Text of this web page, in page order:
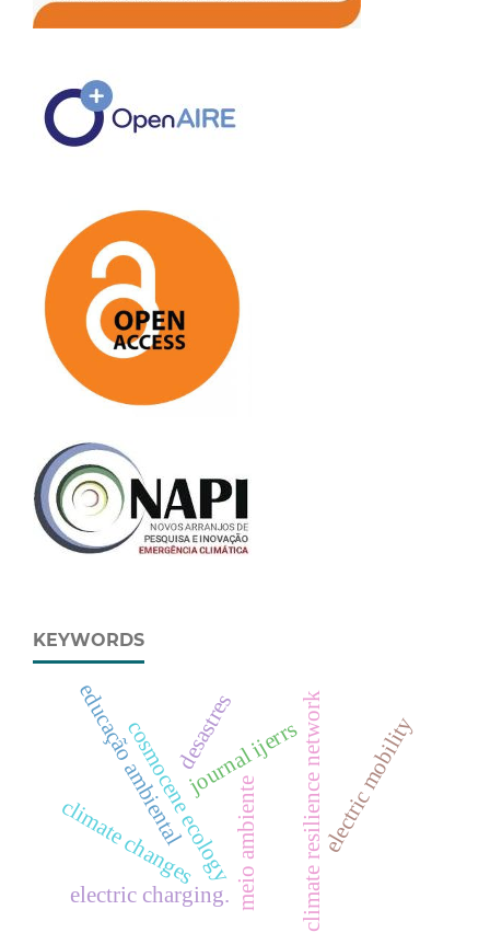
KEYWORDS
journal ijerrsclimate resilience network
cosmocene ecology
climate changes meio ambiente
desastres
educação ambiental electric mobility
electric charging.